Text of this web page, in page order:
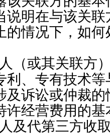
说明在与该关
的情况下，如
人（或其关联方
利、专有技术
及诉讼或仲裁的
经营费用的基
人及代第三方收